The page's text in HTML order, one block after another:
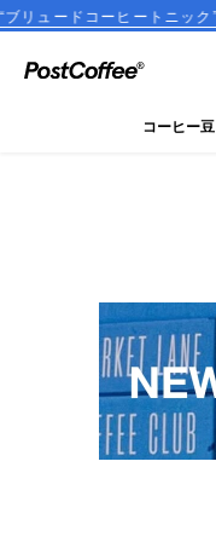
ニック” が新登場！
close
商品を探す
コーヒー豆keyboard_arrow_right
コーヒー豆